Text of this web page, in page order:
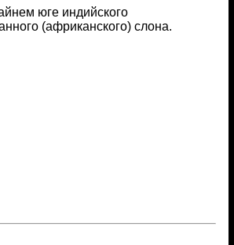
юге индийского
(африканского) слона.